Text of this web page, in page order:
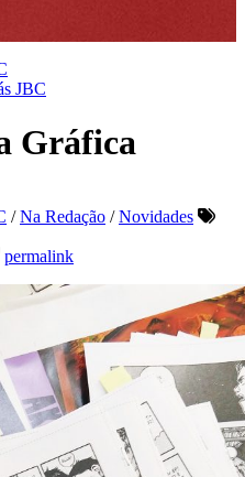
JBC
Gráfica
/Na Redação /Novidades
permalink